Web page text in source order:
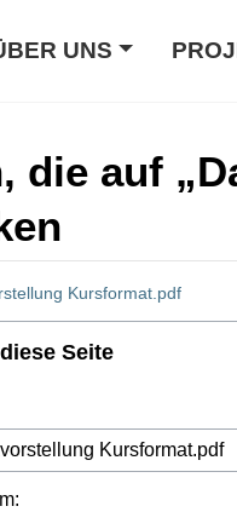
UNS
die auf
Kursformat.pdf
,Suche
Seite